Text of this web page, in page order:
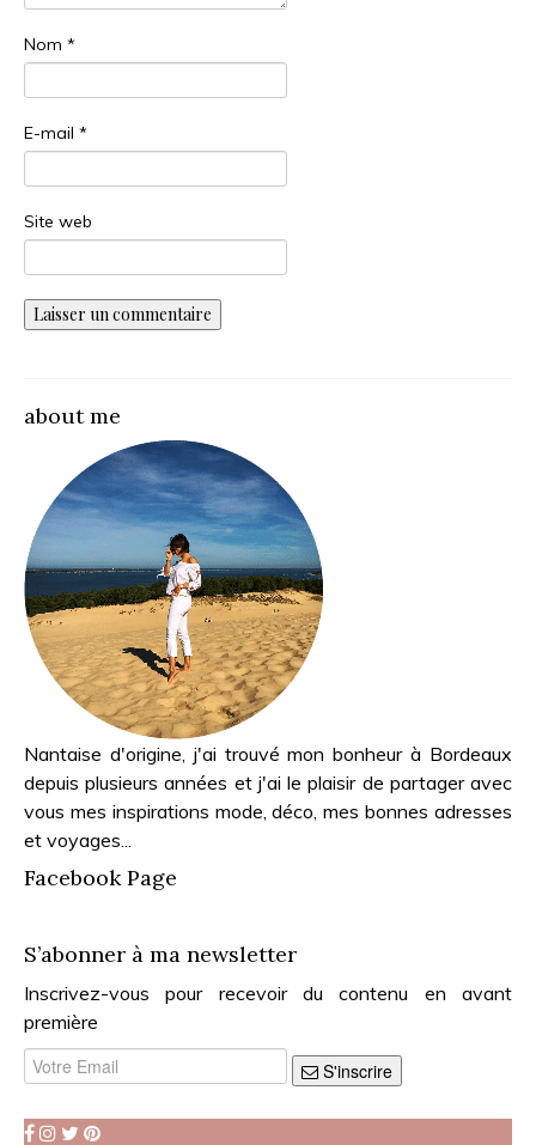
Nom *
E-mail *
Site web
about me
Nantaise d'origine, j'ai trouvé mon bonheur à Bordeaux
depuis plusieurs années et j'ai le plaisir de partager avec
vous mes inspirations mode, déco, mes bonnes adresses
et voyages...
Facebook Page
S’abonner à ma newsletter
Inscrivez-vous pour recevoir du contenu en avant
première
S'inscrire